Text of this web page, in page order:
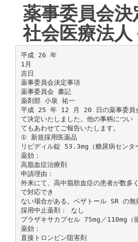
薬事委員会決
社会医療法
平成 26 年
1月
吉日
薬事委員会決定事項
薬事委員会 書記
薬剤部 小泉 祐一
平成 25 年 12 月 20 日の薬事委員
て決定いたしました。他の事柄につい
てもあわせてご報告いたします。
① 新規採用医薬品
リピディル錠 53.3mg（糖尿病センタ
薬効：
高脂血症治療剤
申請理由：
外来にて、高中脂肪血症の患者が数多
で対応でき
ない場合がある。ベザトール SR の無
採用中止薬剤： なし
プラザキサカプセル 75mg／110mg（
薬効：
直接トロンビン阻害剤